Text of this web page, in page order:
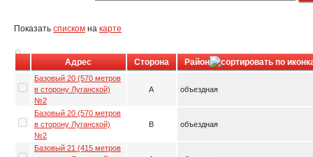
Показать списком на карте
Адрес Сторона Район
Базовый 20 (570 метров
в сторону Луганской)
№2
A объездная
Базовый 20 (570 метров
в сторону Луганской)
№2
B объездная
Базовый 21 (415 метров